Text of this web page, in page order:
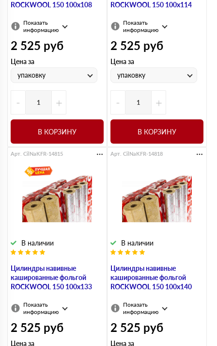
ROCKWOOL 150 100х108
Показать
информацию
2 525 руб
Цена за
упаковку
- +
В КОРЗИНУ
ROCKWOOL 150 100х114
Показать
информацию
2 525 руб
Цена за
упаковку
- +
В КОРЗИНУ
Цилиндры навивные
кашированные фольгой
ROCKWOOL 150 100х133
В наличии
Арт. CilNaKFR-14815
Показать
информацию
2 525 руб
Цена за
Цилиндры навивные
кашированные фольгой
ROCKWOOL 150 100х140
В наличии
Арт. CilNaKFR-14818
Показать
информацию
2 525 руб
Цена за